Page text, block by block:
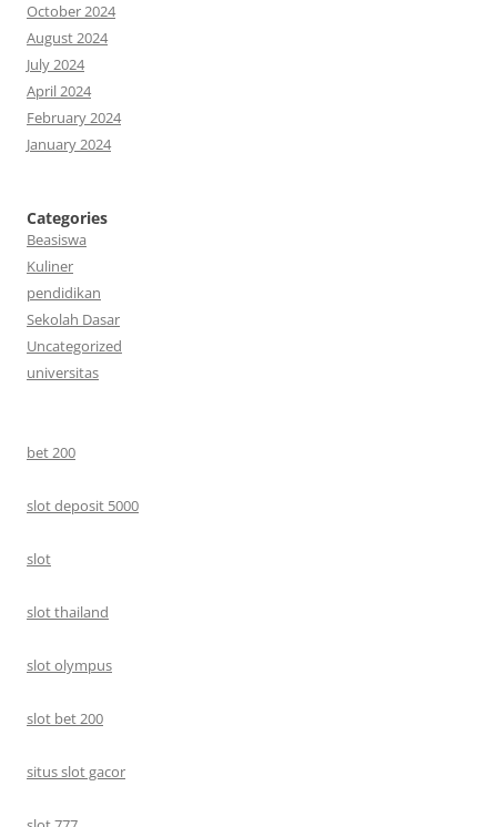
October 2024
August 2024
July 2024
April 2024
February 2024
January 2024
Categories
Beasiswa
Kuliner
pendidikan
Sekolah Dasar
Uncategorized
universitas
bet 200
slot deposit 5000
slot
slot thailand
slot olympus
slot bet 200
situs slot gacor